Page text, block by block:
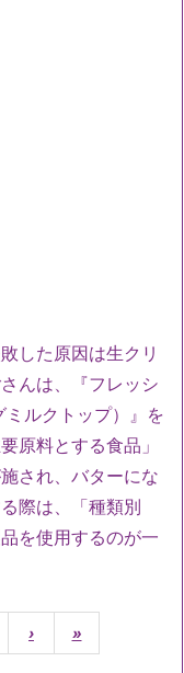
した原因は生クリ
んは、『フレッシ
ルクトップ）』を
原料とする食品」
され、バターにな
際は、「種類別
を使用するのが一
› »